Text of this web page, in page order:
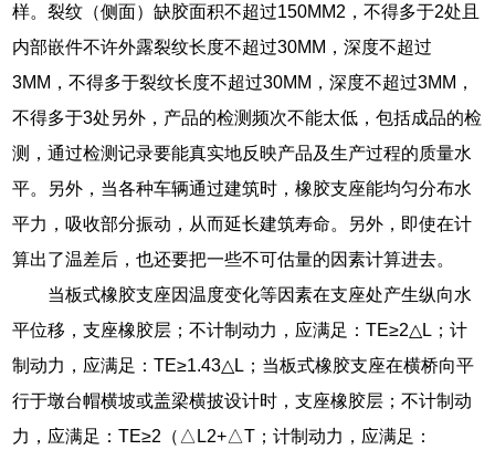
样。裂纹（侧面）缺胶面积不超过150MM2，不得多于2处且
内部嵌件不许外露裂纹长度不超过30MM，深度不超过
3MM，不得多于裂纹长度不超过30MM，深度不超过3MM，
不得多于3处另外，产品的检测频次不能太低，包括成品的检
测，通过检测记录要能真实地反映产品及生产过程的质量水
平。另外，当各种车辆通过建筑时，橡胶支座能均匀分布水
平力，吸收部分振动，从而延长建筑寿命。另外，即使在计
算出了温差后，也还要把一些不可估量的因素计算进去。
当板式橡胶支座因温度变化等因素在支座处产生纵向水
平位移，支座橡胶层；不计制动力，应满足：TE≥2△L；计
制动力，应满足：TE≥1.43△L；当板式橡胶支座在横桥向平
行于墩台帽横坡或盖梁横披设计时，支座橡胶层；不计制动
力，应满足：TE≥2（△L2+△T；计制动力，应满足：